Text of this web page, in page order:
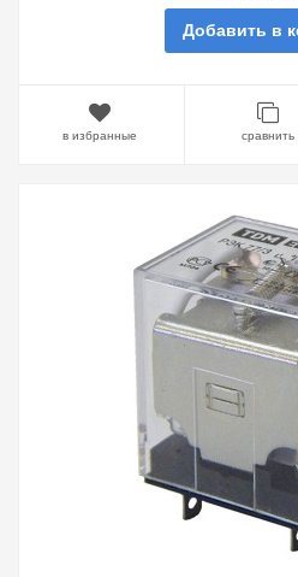
Добавить в
в избранные сравнить